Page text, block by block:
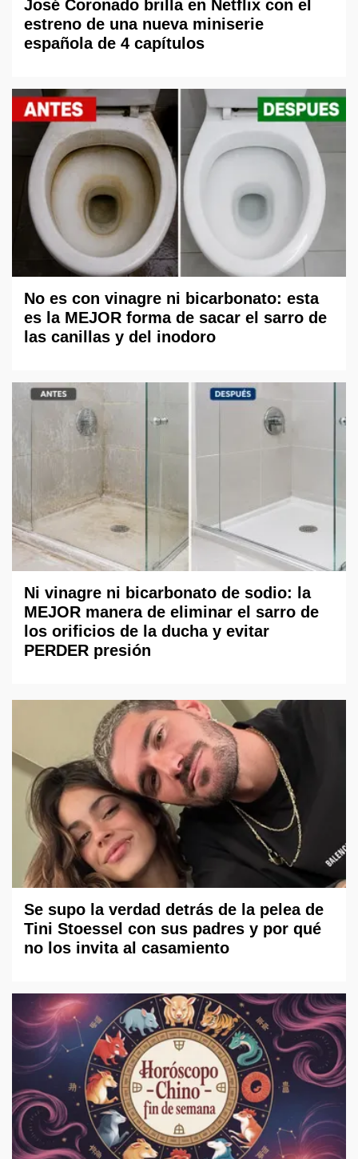
José Coronado brilla en Netflix con el
estreno de una nueva miniserie
española de 4 capítulos
No es con vinagre ni bicarbonato: esta
es la MEJOR forma de sacar el sarro de
las canillas y del inodoro
Ni vinagre ni bicarbonato de sodio: la
MEJOR manera de eliminar el sarro de
los orificios de la ducha y evitar
PERDER presión
Se supo la verdad detrás de la pelea de
Tini Stoessel con sus padres y por qué
no los invita al casamiento